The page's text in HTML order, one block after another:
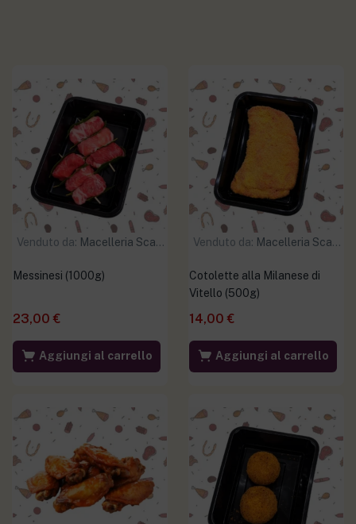
Venduto da: Macelleria Scaramuzzo
Messinesi (1000g)
23,00 €
Aggiungi al carrello
Venduto da: Macelleria Scaramuzzo
Cotolette alla Milanese di
Vitello (500g)
14,00 €
Aggiungi al carrello